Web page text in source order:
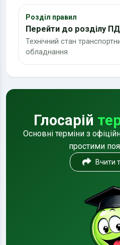
Розділ правил
Перейти до розділу
Технічний стан
обладнання
Глосарій
Основні терміни з
простими
Вчити